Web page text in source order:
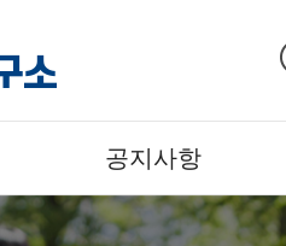
공지사항